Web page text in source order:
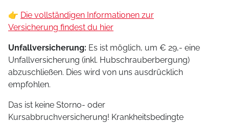
👉 Die vollständigen Informationen zur
Versicherung findest du hier
Unfallversicherung: Es ist möglich, um € 29,- eine
Unfallversicherung (inkl. Hubschrauberbergung)
abzuschließen. Dies wird von uns ausdrücklich
empfohlen.
Das ist keine Storno- oder
Kursabbruchversicherung! Krankheitsbedingte